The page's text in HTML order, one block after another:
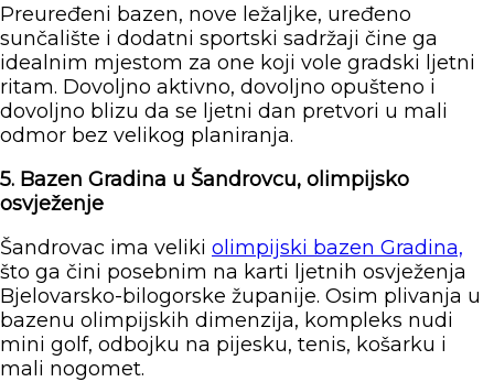
Preuređeni bazen, nove ležaljke, uređeno
sunčalište i dodatni sportski sadržaji čine ga
idealnim mjestom za one koji vole gradski ljetni
ritam. Dovoljno aktivno, dovoljno opušteno i
dovoljno blizu da se ljetni dan pretvori u mali
odmor bez velikog planiranja.
5. Bazen Gradina u Šandrovcu, olimpijsko
osvježenje
Šandrovac ima veliki olimpijski bazen Gradina,
što ga čini posebnim na karti ljetnih osvježenja
Bjelovarsko-bilogorske županije. Osim plivanja u
bazenu olimpijskih dimenzija, kompleks nudi
mini golf, odbojku na pijesku, tenis, košarku i
mali nogomet.